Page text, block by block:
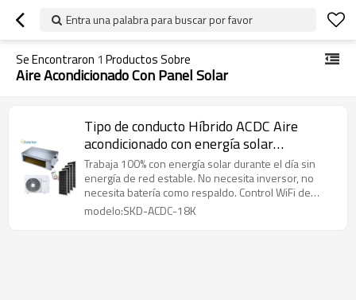
Entra una palabra para buscar por favor
Se Encontraron 1 Productos Sobre
Aire Acondicionado Con Panel Solar
Tipo de conducto Híbrido ACDC Aire
acondicionado con energía solar
18000BTU 1.5Ton
Trabaja 100% con energía solar durante el día sin
energía de red estable. No necesita inversor, no
necesita batería como respaldo. Control WiFi de
forma remota
modelo:SKD-ACDC-18K